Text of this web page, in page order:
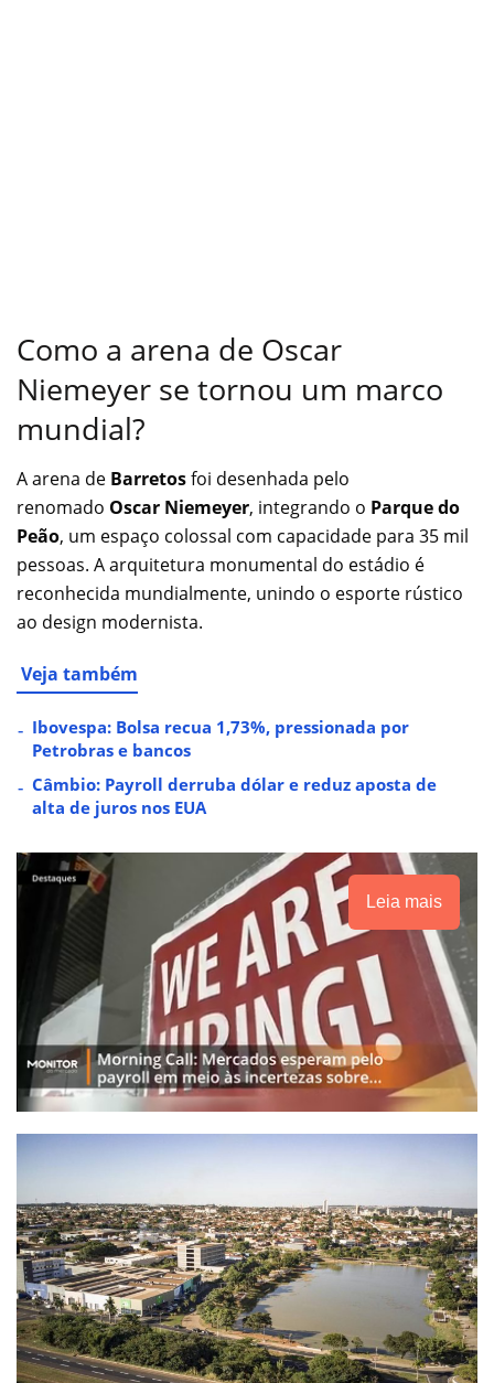
Como a arena de Oscar
Niemeyer se tornou um marco
mundial?
A arena de Barretosfoi desenhada pelo
renomado Oscar Niemeyer, integrando o Parque do
Peão, um espaço colossal com capacidade para 35 mil
pessoas. A arquitetura monumental do estádio é
reconhecida mundialmente, unindo o esporte rústico
ao design modernista.
Veja também
Ibovespa: Bolsa recua 1,73%, pressionada por
Petrobras e bancos
Câmbio: Payroll derruba dólar e reduz aposta de
alta de juros nos EUA
Leia mais